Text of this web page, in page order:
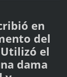
en
del
el
dama